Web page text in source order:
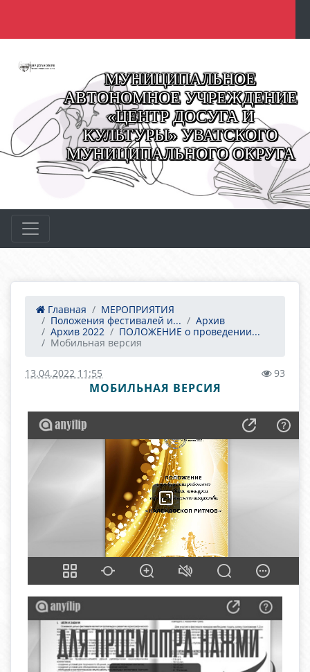
МУНИЦИПАЛЬНОЕ
АВТОНОМНОЕ УЧРЕЖДЕНИЕ
«ЦЕНТР ДОСУГА И
КУЛЬТУРЫ» УВАТСКОГО
МУНИЦИПАЛЬНОГО ОКРУГА
Главная
МЕРОПРИЯТИЯ
Положения фестивалей и...
Архив
Архив 2022
ПОЛОЖЕНИЕ о проведении...
Мобильная версия
13.04.2022 11:55 93
МОБИЛЬНАЯ ВЕРСИЯ